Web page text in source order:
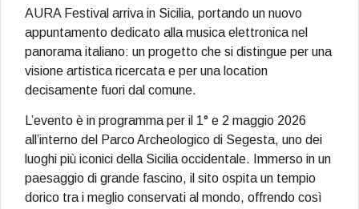
AURA Festival arriva in Sicilia, portando un nuovo
appuntamento dedicato alla musica elettronica nel
panorama italiano: un progetto che si distingue per una
visione artistica ricercata e per una location
decisamente fuori dal comune.
L’evento è in programma per il 1° e 2 maggio 2026
all’interno del Parco Archeologico di Segesta, uno dei
luoghi più iconici della Sicilia occidentale. Immerso in un
paesaggio di grande fascino, il sito ospita un tempio
dorico tra i meglio conservati al mondo, offrendo così